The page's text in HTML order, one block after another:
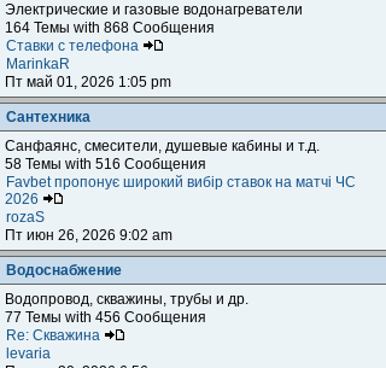
Электрические и газовые водонагреватели
164 Темы with 868 Сообщения
Ставки с телефона
MarinkaR
Пт май 01, 2026 1:05 pm
Сантехника
Санфаянс, смесители, душевые кабины и т.д.
58 Темы with 516 Сообщения
Favbet пропонує широкий вибір ставок на матчі ЧС
2026
rozaS
Пт июн 26, 2026 9:02 am
Водоснабжение
Водопровод, скважины, трубы и др.
77 Темы with 456 Сообщения
Re: Скважина
levaria